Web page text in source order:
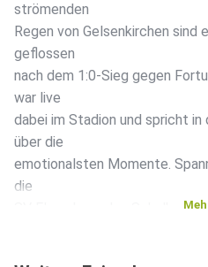
strömenden
Regen von Gelsenkirchen sind
geflossen
nach dem 1:0-Sieg gegen
war live
dabei im Stadion und spricht
über die
emotionalsten Momente.
die
SV Elversberg den Schalkern